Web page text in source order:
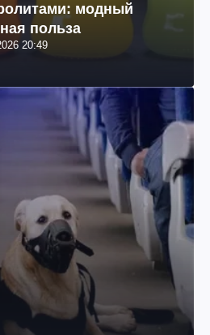
модный
польза
20:49